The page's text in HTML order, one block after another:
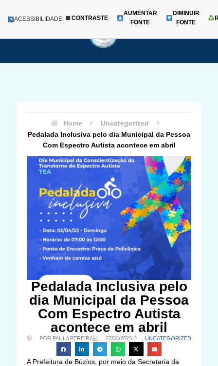
para
Menu
ACESSIBILIDADE: CONTRASTE
AUMENTAR
FONTE
DIMINUIR
FONTE
Home
Uncategorized
Pedalada Inclusiva pelo dia Municipal da Pessoa
Com Espectro Autista acontece em abril
Pedalada Inclusiva pelo
dia Municipal da Pessoa
Com Espectro Autista
acontece em abril
POR PAULA PEREIRA 27/03/2023 UNCATEGORIZED
A Prefeitura de Búzios, por meio da Secretaria da